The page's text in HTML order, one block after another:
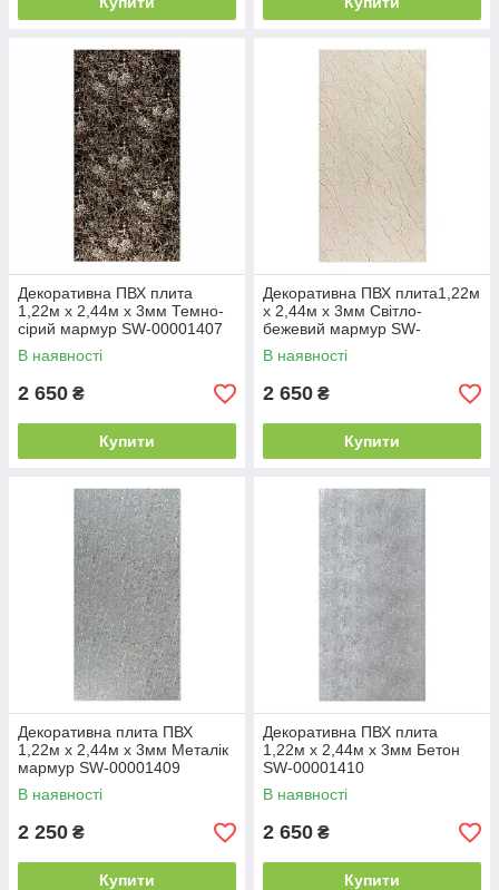
Декоративна ПВХ плита
1,22м х 2,44м х 3мм Темно-
сірий мармур SW-00001407
В наявності
2 650 ₴
Купити
Декоративна ПВХ плита1,22м
х 2,44м х 3мм Світло-
бежевий мармур SW-
00001408
В наявності
2 650 ₴
Купити
Декоративна плита ПВХ
1,22м х 2,44м х 3мм Металік
мармур SW-00001409
В наявності
2 250 ₴
Купити
Декоративна ПВХ плита
1,22м х 2,44м х 3мм Бетон
SW-00001410
В наявності
2 650 ₴
Купити